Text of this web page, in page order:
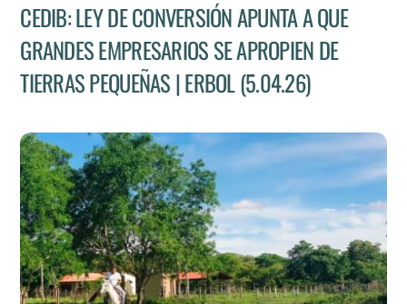
CEDIB: LEY DE CONVERSIÓN APUNTA A QUE
GRANDES EMPRESARIOS SE APROPIEN DE
TIERRAS PEQUEÑAS | ERBOL (5.04.26)